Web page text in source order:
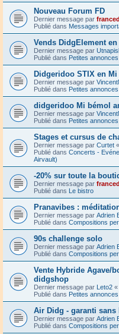
Nouveau Forum FD
Dernier message par
Publié dans Messages
Vends DidgElement en
Dernier message par
Publié dans Petites annonces
Didgeridoo STIX en Mi
Dernier message par
Publié dans Petites annonces
didgeridoo Mi bémol
Dernier message par
Publié dans Petites annonces
Stages et cursus de
Dernier message par Curtet «
Publié dans Concerts -
Airvault)
-20% sur toute la
Dernier message par
Publié dans Le bistro
Pranavibes :
Dernier message par Adrien
Publié dans Compositions
90s challenge solo
Dernier message par Adrien
Publié dans Compositions
Vente Hybride Agave/
didgshop
Dernier message par Leto2 «
Publié dans Petites annonces
Air Didg - garanti sans
Dernier message par Adrien
Publié dans Compositions